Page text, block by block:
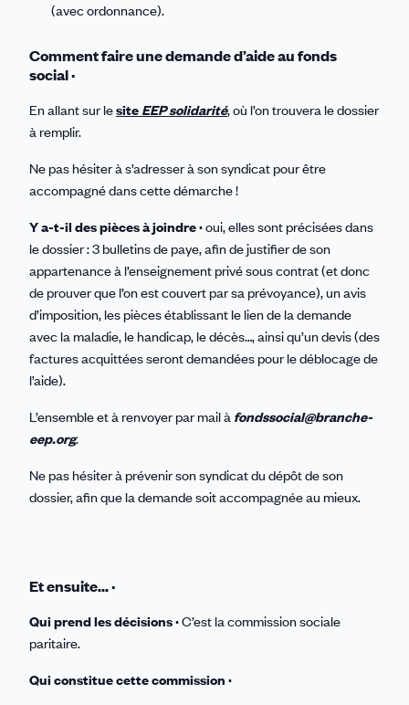
(avec ordonnance).
Comment faire une demande d’aide au fonds
social ·
En allant sur lesite EEP solidarité, où l’on trouvera le dossier
à remplir.
Ne pas hésiter à s’adresser à son syndicat pour être
accompagné dans cette démarche !
Y a-t-il des pièces à joindre ·oui, elles sont précisées dans
le dossier : 3 bulletins de paye, afin de justifier de son
appartenance à l’enseignement privé sous contrat (et donc
de prouver que l’on est couvert par sa prévoyance), un avis
d’imposition, les pièces établissant le lien de la demande
avec la maladie, le handicap, le décès…, ainsi qu’un devis (des
factures acquittées seront demandées pour le déblocage de
l’aide).
L’ensemble et à renvoyer par mail à fondssocial@branche-
eep.org.
Ne pas hésiter à prévenir son syndicat du dépôt de son
dossier, afin que la demande soit accompagnée au mieux.
Et ensuite... ·
Qui prend les décisions ·C’est la commission sociale
paritaire.
Qui constitue cette commission ·